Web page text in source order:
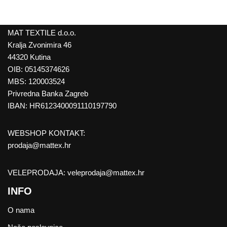
MAT TEXTILE d.o.o.
Kralja Zvonimira 46
44320 Kutina
OIB: 05145374626
MBS: 120003524
Privredna Banka Zagreb
IBAN: HR6123400091110197790
WEBSHOP KONTAKT:
prodaja@mattex.hr
VELEPRODAJA: veleprodaja@mattex.hr
INFO
O nama